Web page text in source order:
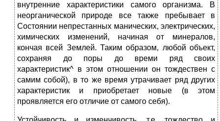
внутренние характеристики самого организма. В
неорганической природе все также пребывает в
Состоянии непрестанных манических, электрических,
химических изменений, начиная от минералов,
кончая всей Землей. Таким образом, любой объект,
сохраняя до поры до времи ряд своих
характеристик^ в этом отношении он тождествен с
самим собой), в то же время утрачивает ряд других
характеристик и приобретает новые (в этом
проявляется его отличие от самого себя).